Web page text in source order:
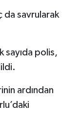
da savrularak
sayıda polis,
ardından